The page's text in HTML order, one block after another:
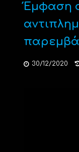
Έμφαση
30/12/2020